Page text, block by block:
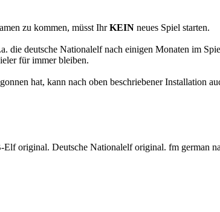
zu kommen, müsst IhrKEIN neues Spiel starten.
die deutsche Nationalelf nach einigen Monaten im
für immer bleiben.
hat, kann nach oben beschriebener Installation
original. Deutsche Nationalelf original. fm german